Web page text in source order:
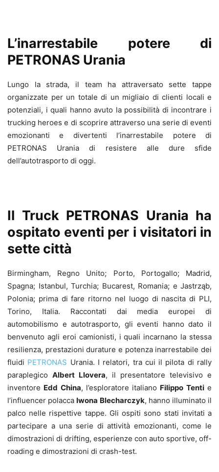
L’inarrestabile potere di
PETRONAS Urania
Lungo la strada, il team ha attraversato sette tappe
organizzate per un totale di un migliaio di clienti locali e
potenziali, i quali hanno avuto la possibilità di incontrare i
trucking heroes e di scoprire attraverso una serie di eventi
emozionanti e divertenti l’inarrestabile potere di
PETRONAS Urania di resistere alle dure sfide
dell’autotrasporto di oggi.
Il Truck PETRONAS Urania ha
ospitato eventi per i visitatori in
sette città
Birmingham, Regno Unito; Porto, Portogallo; Madrid,
Spagna; Istanbul, Turchia; Bucarest, Romania; e Jastrząb,
Polonia; prima di fare ritorno nel luogo di nascita di PLI,
Torino, Italia. Raccontati dai media europei di
automobilismo e autotrasporto, gli eventi hanno dato il
benvenuto agli eroi camionisti, i quali incarnano la stessa
resilienza, prestazioni durature e potenza inarrestabile dei
fluidi PETRONAS Urania. I relatori, tra cui il pilota di rally
paraplegico Albert Llovera, il presentatore televisivo e
inventore Edd China, l’esploratore italiano Filippo Tentie
l’influencer polacca Iwona Blecharczyk, hanno illuminato il
palco nelle rispettive tappe. Gli ospiti sono stati invitati a
partecipare a una serie di attività emozionanti, come le
dimostrazioni di drifting, esperienze con auto sportive, off-
roading e dimostrazioni di crash-test.